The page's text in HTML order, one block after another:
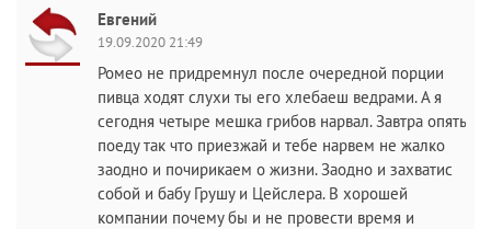
Евгений
19.09.2020 21:49
Ромео не придремнул после очередной порции
пивца ходят слухи ты его хлебаеш ведрами. А я
сегодня четыре мешка грибов нарвал. Завтра опять
поеду так что приезжай и тебе нарвем не жалко
заодно и почирикаем о жизни. Заодно и захватис
собой и бабу Грушу и Цейслера. В хорошей
компании почему бы и не провести время и